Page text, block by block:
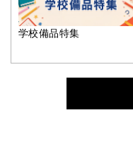
学校備品特集